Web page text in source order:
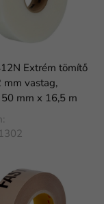
Extrém tömítő
mm vastag,
mm x 16,5 m